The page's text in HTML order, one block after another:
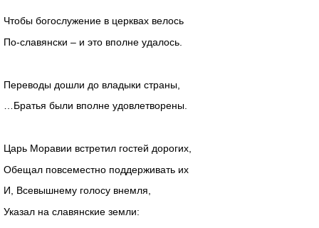
Чтобы богослужение в церквах велось
По-славянски – и это вполне удалось.
Переводы дошли до владыки страны,
…Братья были вполне удовлетворены.
Царь Моравии встретил гостей дорогих,
Обещал повсеместно поддерживать их
И, Всевышнему голосу внемля,
Указал на славянские земли: